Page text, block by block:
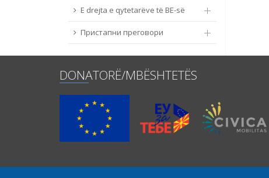
E drejta e qytetarëve të BE-së
Пристапни преговори
DONATORË/MBËSHTETËS